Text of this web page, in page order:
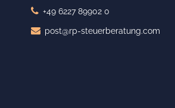
+49 6227 89902 0
post@rp-steuerberatung.com